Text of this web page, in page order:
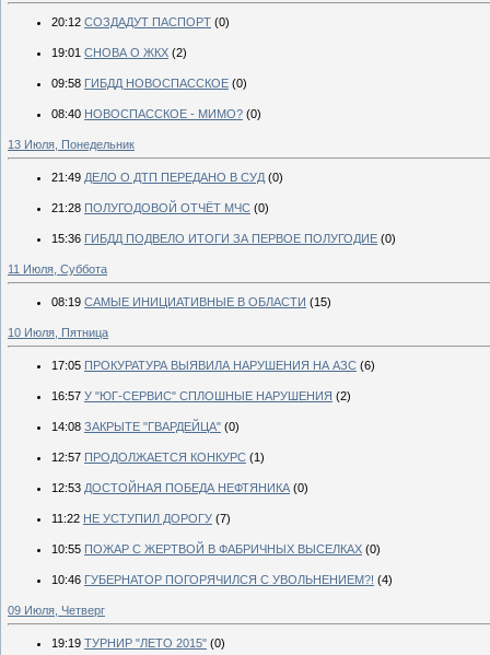
20:12 СОЗДАДУТ ПАСПОРТ (0)
19:01 СНОВА О ЖКХ (2)
09:58 ГИБДД НОВОСПАССКОЕ (0)
08:40 НОВОСПАССКОЕ - МИМО? (0)
13 Июля, Понедельник
21:49 ДЕЛО О ДТП ПЕРЕДАНО В СУД (0)
21:28 ПОЛУГОДОВОЙ ОТЧЁТ МЧС (0)
15:36 ГИБДД ПОДВЕЛО ИТОГИ ЗА ПЕРВОЕ ПОЛУГОДИЕ (0)
11 Июля, Суббота
08:19 САМЫЕ ИНИЦИАТИВНЫЕ В ОБЛАСТИ (15)
10 Июля, Пятница
17:05 ПРОКУРАТУРА ВЫЯВИЛА НАРУШЕНИЯ НА АЗС (6)
16:57 У "ЮГ-СЕРВИС" СПЛОШНЫЕ НАРУШЕНИЯ (2)
14:08 ЗАКРЫТЕ "ГВАРДЕЙЦА" (0)
12:57 ПРОДОЛЖАЕТСЯ КОНКУРС (1)
12:53 ДОСТОЙНАЯ ПОБЕДА НЕФТЯНИКА (0)
11:22 НЕ УСТУПИЛ ДОРОГУ (7)
10:55 ПОЖАР С ЖЕРТВОЙ В ФАБРИЧНЫХ ВЫСЕЛКАХ (0)
10:46 ГУБЕРНАТОР ПОГОРЯЧИЛСЯ С УВОЛЬНЕНИЕМ?! (4)
09 Июля, Четверг
19:19 ТУРНИР "ЛЕТО 2015" (0)